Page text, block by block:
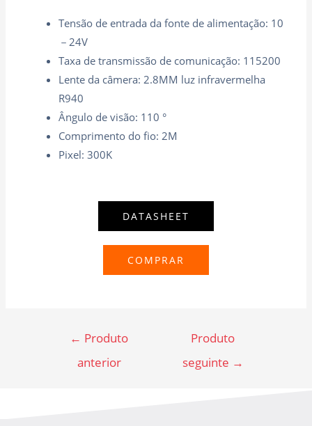
Tensão de entrada da fonte de alimentação: 10
－24V
Taxa de transmissão de comunicação: 115200
Lente da câmera: 2.8MM luz infravermelha
R940
Ângulo de visão: 110 °
Comprimento do fio: 2M
Pixel: 300K
DATASHEET
COMPRAR
← Produto
anterior
Produto
seguinte →